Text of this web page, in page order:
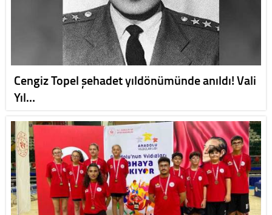
Cengiz Topel şehadet yıldönümünde anıldı! Vali
Yıl…